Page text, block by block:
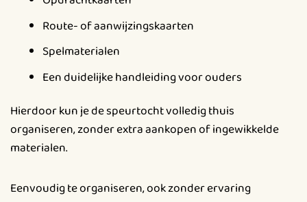
Route- of aanwijzingskaarten
Spelmaterialen
Een duidelijke handleiding voor ouders
Hierdoor kun je de speurtocht volledig thuis
organiseren, zonder extra aankopen of ingewikkelde
materialen.
Eenvoudig te organiseren, ook zonder ervaring